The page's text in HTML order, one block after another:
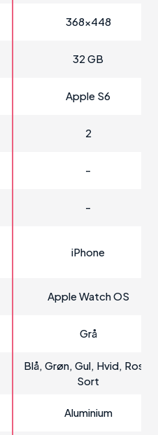
368x448
32 GB
Apple S6
2
-
-
iPhone
Apple Watch OS
Grå
Blå, Grøn, Gul, Hvid, Rosa,
Sort
Aluminium